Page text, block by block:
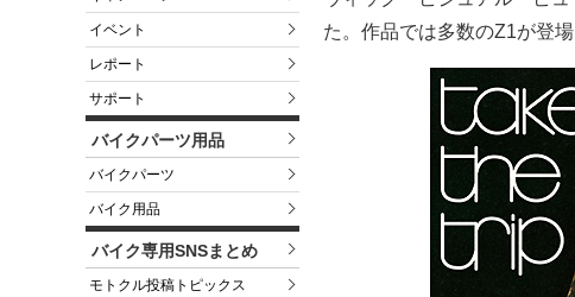
イベント
レポート
サポート
バイクパーツ用品
バイクパーツ
バイク用品
バイク専用SNSまとめ
モトクル投稿トピックス
た。作品では多数のZ1が登場